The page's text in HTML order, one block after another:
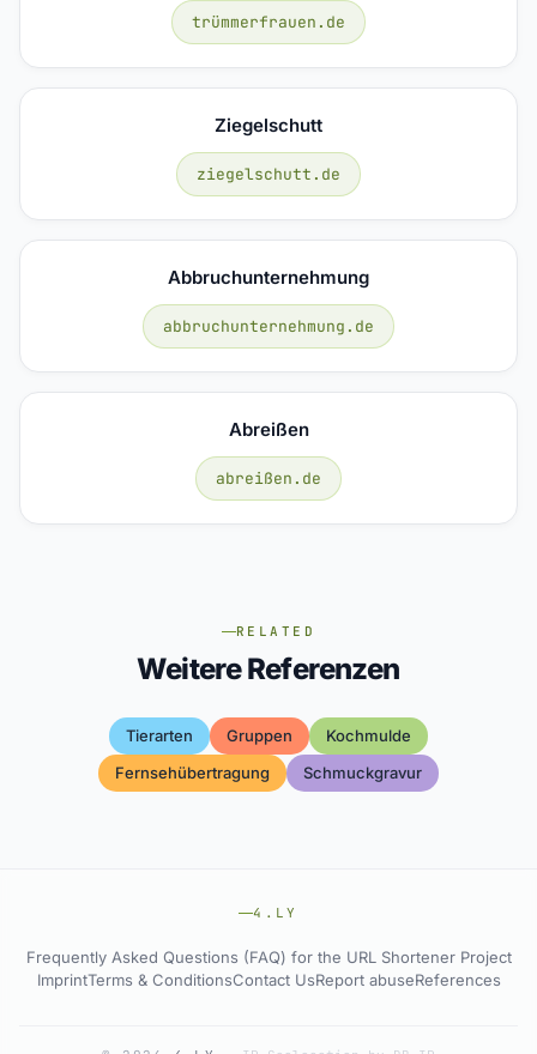
trümmerfrauen.de
Ziegelschutt
ziegelschutt.de
Abbruchunternehmung
abbruchunternehmung.de
Abreißen
abreißen.de
RELATED
Weitere Referenzen
Tierarten Gruppen
Kochmulde
Fernsehübertragung
Schmuckgravur
4.LY
Frequently Asked Questions (FAQ) for the URL Shortener Project
ImprintTerms & ConditionsContact UsReport abuseReferences